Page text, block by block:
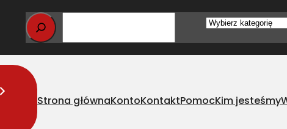
Wybierz
Strona głównaKontoKontaktPomocKim jesteśmy
wąskoprofilowy JD AH87197 L=L